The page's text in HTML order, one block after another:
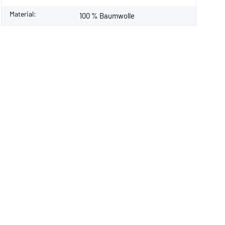
Material: 100 % Baumwolle